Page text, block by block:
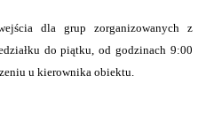
dla grup zorganizowanych z
do piątku, od godzinach 9:00
u kierownika obiektu.